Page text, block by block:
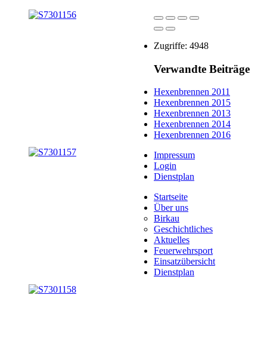
Zugriffe: 4948
Verwandte Beiträge
Hexenbrennen 2011
Hexenbrennen 2015
Hexenbrennen 2013
Hexenbrennen 2014
Hexenbrennen 2016
Impressum
Login
Dienstplan
Startseite
Über uns
Birkau
Geschichtliches
Aktuelles
Feuerwehrsport
Einsatzübersicht
Dienstplan